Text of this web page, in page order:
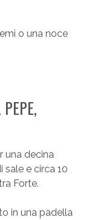
o una noce
una decina
sale e circa 10
Forte.
in una padella